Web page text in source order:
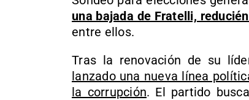
una bajada de Fratelli,
entre ellos.
Tras la renovación de su
lanzado una nueva línea
la corrupción. El partido